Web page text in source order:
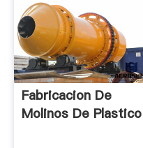
Fabricacion De
Molinos De Plastico